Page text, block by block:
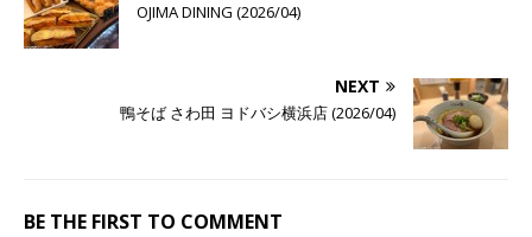
OJIMA DINING (2026/04)
NEXT
鴨そば さわ田 ヨドバシ横浜店 (2026/04)
BE THE FIRST TO COMMENT